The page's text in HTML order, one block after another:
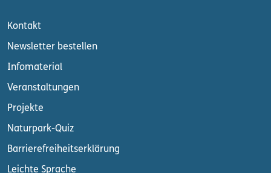
Kontakt
Newsletter bestellen
Infomaterial
Veranstaltungen
Projekte
Naturpark-Quiz
Barrierefreiheitserklärung
Leichte Sprache